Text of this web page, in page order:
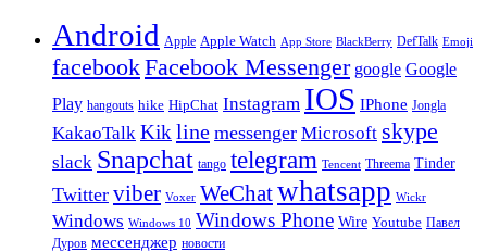
Android Apple Apple Watch App Store BlackBerry DefTalk Emoji
facebookFacebook Messenger google Google
Play hangouts hike HipChat Instagram IOS IPhone Jongla
KakaoTalk Kik line messenger Microsoft skype
slack Snapchat tango telegram Tencent Threema Tinder
Twitter viber Voxer WeChatwhatsapp Wickr
Windows Windows 10 Windows Phone Wire Youtube Павел
Дуров мессенджер новости